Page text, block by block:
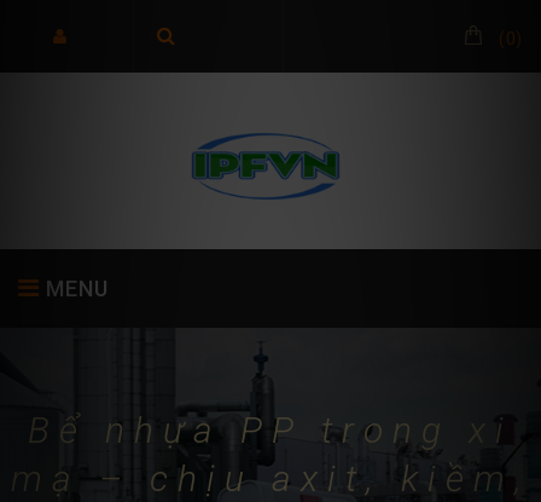
(0)
MENU
TRANG CHỦ GIỚI THIỆU
Bể nhựa PP trong xi
mạ – chịu axit, kiềm,